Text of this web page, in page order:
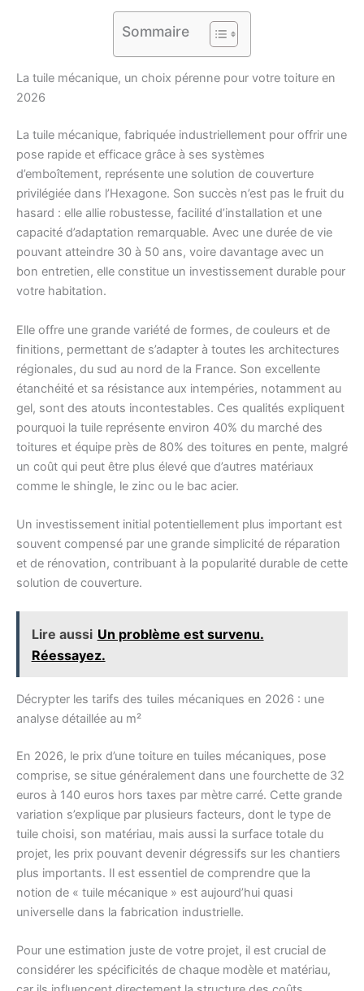
Sommaire
La tuile mécanique, un choix pérenne pour votre toiture en
2026
La tuile mécanique, fabriquée industriellement pour offrir une
pose rapide et efficace grâce à ses systèmes
d’emboîtement, représente une solution de couverture
privilégiée dans l’Hexagone. Son succès n’est pas le fruit du
hasard : elle allie robustesse, facilité d’installation et une
capacité d’adaptation remarquable. Avec une durée de vie
pouvant atteindre 30 à 50 ans, voire davantage avec un
bon entretien, elle constitue un investissement durable pour
votre habitation.
Elle offre une grande variété de formes, de couleurs et de
finitions, permettant de s’adapter à toutes les architectures
régionales, du sud au nord de la France. Son excellente
étanchéité et sa résistance aux intempéries, notamment au
gel, sont des atouts incontestables. Ces qualités expliquent
pourquoi la tuile représente environ 40% du marché des
toitures et équipe près de 80% des toitures en pente, malgré
un coût qui peut être plus élevé que d’autres matériaux
comme le shingle, le zinc ou le bac acier.
Un investissement initial potentiellement plus important est
souvent compensé par une grande simplicité de réparation
et de rénovation, contribuant à la popularité durable de cette
solution de couverture.
Lire aussi Un problème est survenu.
Réessayez.
Décrypter les tarifs des tuiles mécaniques en 2026 : une
analyse détaillée au m²
En 2026, le prix d’une toiture en tuiles mécaniques, pose
comprise, se situe généralement dans une fourchette de 32
euros à 140 euros hors taxes par mètre carré. Cette grande
variation s’explique par plusieurs facteurs, dont le type de
tuile choisi, son matériau, mais aussi la surface totale du
projet, les prix pouvant devenir dégressifs sur les chantiers
plus importants. Il est essentiel de comprendre que la
notion de « tuile mécanique » est aujourd’hui quasi
universelle dans la fabrication industrielle.
Pour une estimation juste de votre projet, il est crucial de
considérer les spécificités de chaque modèle et matériau,